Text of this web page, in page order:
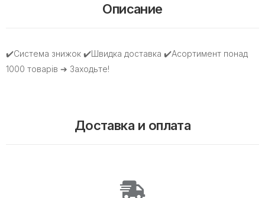
Описание
✔️Система знижок ✔️Швидка доставка ✔️Асортимент понад
1000 товарів ➔ Заходьте!
Доставка и оплата